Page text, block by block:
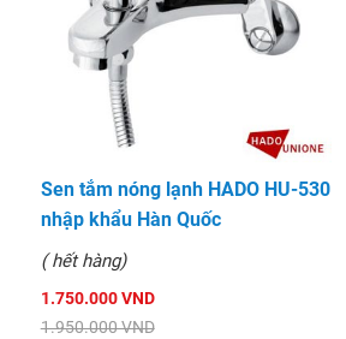
Sen tắm nóng lạnh HADO HU-530
nhập khẩu Hàn Quốc
( hết hàng)
1.750.000 VND
1.950.000 VND